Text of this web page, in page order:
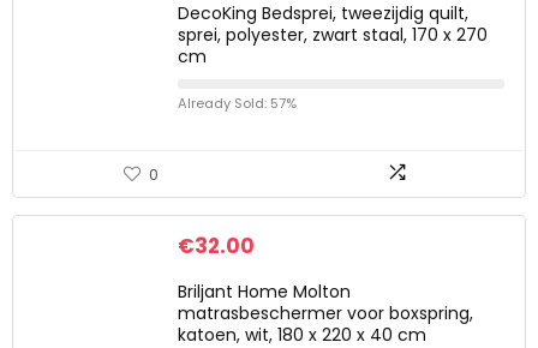
DecoKing Bedsprei, tweezijdig quilt,
sprei, polyester, zwart staal, 170 x 270
cm
Already Sold: 57%
0
€32.00
Briljant Home Molton
matrasbeschermer voor boxspring,
katoen, wit, 180 x 220 x 40 cm